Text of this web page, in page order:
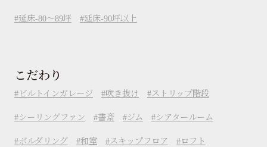
延床-80～89坪 延床-90坪以上
こだわり
ビルトインガレージ 吹き抜け ストリップ階段
シーリングファン 書斎 ジム シアタールーム
ボルダリング 和室 スキップフロア ロフト